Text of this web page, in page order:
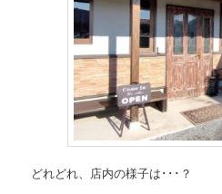
どれどれ、店内の様子は･･･？